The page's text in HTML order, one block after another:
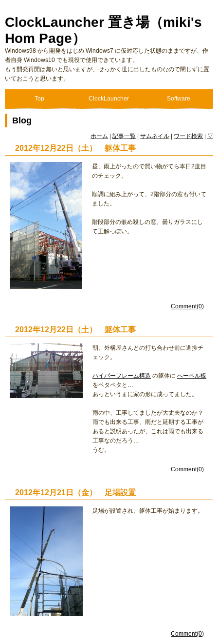
ClockLauncher 置き場（miki's
Hom Page）
Windows98 から開発をはじめ Windows7 に仮対応した状態のままですが、作
者自身 Windows10 でも現役で使用できています。
もう開発再開は無いと思いますが、せっかく世に出したものなので閉じずに置
いておこうと思います。
Top ClockLauncher Software
Blog
ホーム 記事一覧 サムネイル ワード検索 ▽
2012年12月22日（土） 躯体工事
昼、雨上がったので買い物がてら本日2度目
のチェック。
順調に組み上がって、2階部分の窓も付いて
ました。
階段部分の嵌め殺しの窓、曇りガラスにし
て正解っぽい。
Comment(0)
2012年12月22日（土） 躯体工事
朝、外構屋さんとの打ち合わせ前に進捗チ
ェック。
ハイパーフレーム構造 の躯体に へーベル板
をペタペタと…
あっというまに家の形に成ってました。
雨の中、工事してましたが大丈夫なのか？
雨でも出来る工事、雨だと延期する工事が
あると説明あったが、これは雨でも出来る
工事なのだろう…
うむ。
Comment(0)
2012年12月21日（金） 足場設置
足場が設置され、躯体工事が始まります。
Comment(0)